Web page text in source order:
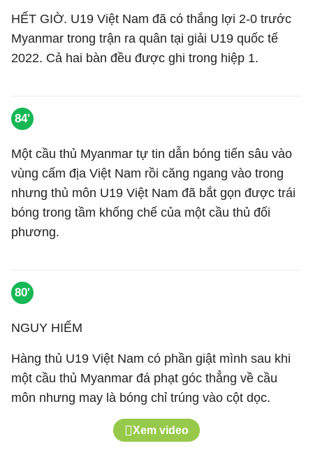
HẾT GIỜ. U19 Việt Nam đã có thắng lợi 2-0 trước
Myanmar trong trận ra quân tại giải U19 quốc tế
2022. Cả hai bàn đều được ghi trong hiệp 1.
84'
Một cầu thủ Myanmar tự tin dẫn bóng tiến sâu vào
vùng cấm địa Việt Nam rồi căng ngang vào trong
nhưng thủ môn U19 Việt Nam đã bắt gọn được trái
bóng trong tầm khống chế của một cầu thủ đối
phương.
80'
NGUY HIỂM
Hàng thủ U19 Việt Nam có phần giật mình sau khi
một cầu thủ Myanmar đá phạt góc thẳng về cầu
môn nhưng may là bóng chỉ trúng vào cột dọc.
Xem video